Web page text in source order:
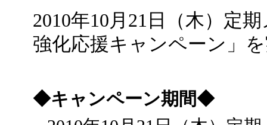
2010年10月21日（木）定
強化応援キャンペーン」
◆キャンペーン期間◆